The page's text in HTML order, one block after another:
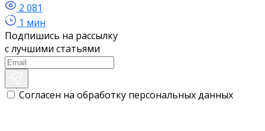
2 081
1 мин
Подпишись на рассылку
с лучшими статьями
Согласен на обработку персональных данных